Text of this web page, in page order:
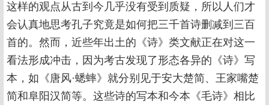
这样的观点从古到今几乎没有受到质疑，所以人们才
会认真地思考孔子究竟是如何把三千首诗删减到三百
首的。然而，近些年出土的《诗》类文献正在对这一
看法形成冲击，因为考古发现了形态各异的《诗》写
本，如《唐风·蟋蟀》就分别见于安大楚简、王家嘴楚
简和阜阳汉简等。这些诗的写本和今本《毛诗》相比